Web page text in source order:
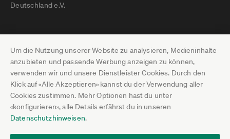
Um die Nutzung unserer Website zu analysieren, Medieninhalte
anzubieten und passende Werbung anzeigen zu können,
verwenden wir und unsere Dienstleister Cookies. Durch den
Klick auf «Alle Akzeptieren» kannst du der Verwendung aller
Cookies zustimmen. Mehr Optionen hast du unter
«konfigurieren», alle Details erfährst du in unseren
Datenschutzhinweisen.
Deutschland e.V.
Impressum
Datenschutz
Pressebereich
Jobs